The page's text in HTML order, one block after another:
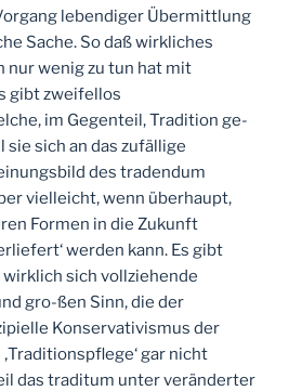
lebendiger Übermittlung
Sache. So daß wirkliches
wenig zu tun hat mit
gibt zweifellos
im Gegenteil, Tradition ge-
sie sich an das zufällige
des tradendum
vielleicht, wenn überhaupt,
Formen in die Zukunft
werden kann. Es gibt
sich vollziehende
gro-ßen Sinn, die der
Konservativismus der
gar nicht
das traditum unter veränderter